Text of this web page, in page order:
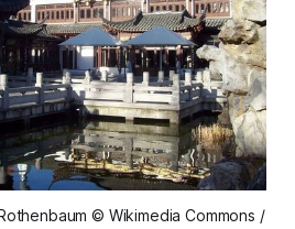
© Wikimedia Commons /